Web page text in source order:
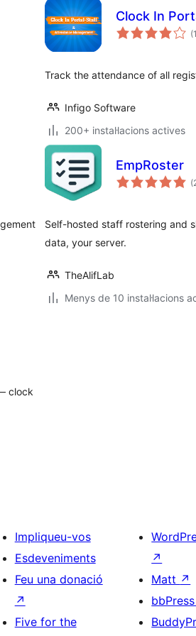
Clock In
Track the attendance of all
Infigo Software
200+ instal·lacions actives
EmpRoster
Self-hosted staff rostering and
data, your server.
TheAlifLab
Menys de 10 instal·lacions
clock
Impliqueu-vos
Esdeveniments
Feu una donació
↗
Five for the
↗
Matt ↗
bbPress